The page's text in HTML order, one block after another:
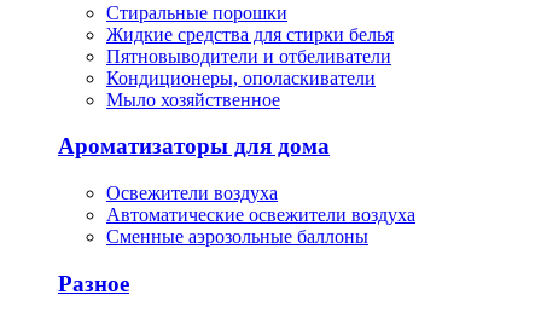
Стиральные порошки
Жидкие средства для стирки белья
Пятновыводители и отбеливатели
Кондиционеры, ополаскиватели
Мыло хозяйственное
Ароматизаторы для дома
Освежители воздуха
Автоматические освежители воздуха
Сменные аэрозольные баллоны
Разное